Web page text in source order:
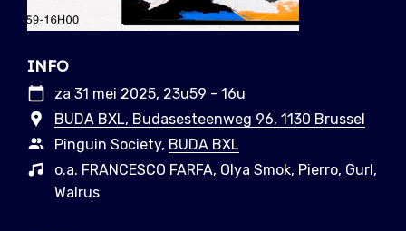
INFO
za 31 mei 2025, 23u59 - 16u
BUDA BXL, Budasesteenweg 96, 1130 Brussel
Pinguin Society, BUDA BXL
o.a. FRANCESCO FARFA, Olya Smok, Pierro, Gurl,
Walrus